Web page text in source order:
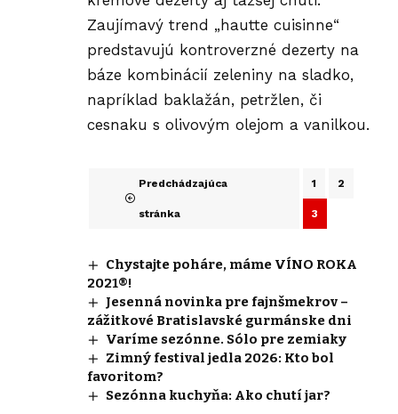
Zaujímavý trend „hautte cuisinne“
predstavujú kontroverzné dezerty na
báze kombinácií zeleniny na sladko,
napríklad baklažán, petržlen, či
cesnaku s olivovým olejom a vanilkou.
Predchádzajúca
stránka
1 2
3
Chystajte poháre, máme VÍNO ROKA
2021®!
Jesenná novinka pre fajnšmekrov –
zážitkové Bratislavské gurmánske dni
Varíme sezónne. Sólo pre zemiaky
Zimný festival jedla 2026: Kto bol
favoritom?
Sezónna kuchyňa: Ako chutí jar?